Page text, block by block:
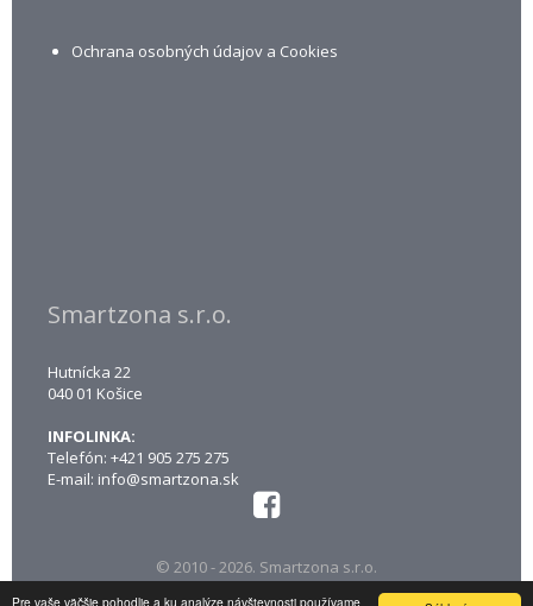
Pre vaše väčšie pohodlie a ku analýze návštevnosti používame
Ochrana osobných údajov a Cookies
Smartzona s.r.o.
Hutnícka 22
040 01 Košice
INFOLINKA:
Telefón: +421 905 275 275
E-mail: info@smartzona.sk
© 2010 - 2026. Smartzona s.r.o.
created bywebmatic s. r. o.